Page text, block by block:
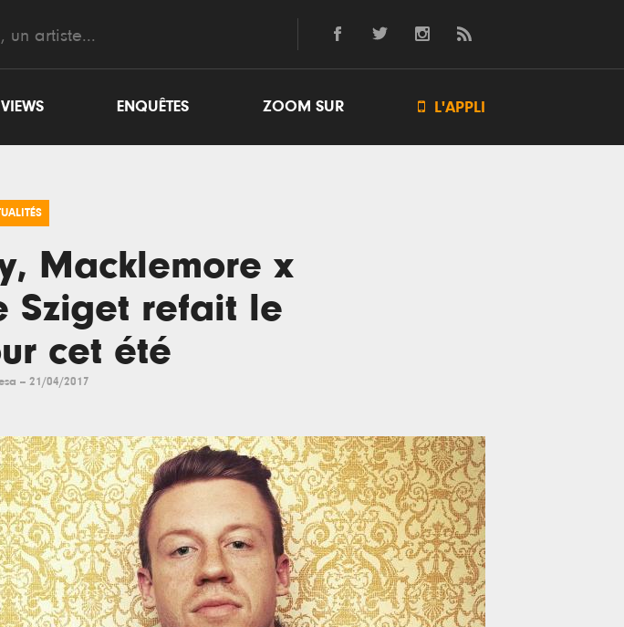
ENQUÊTES ZOOM SUR  L'APPLI
Macklemore x
Sziget refait le
cet été
-- 21/04/2017